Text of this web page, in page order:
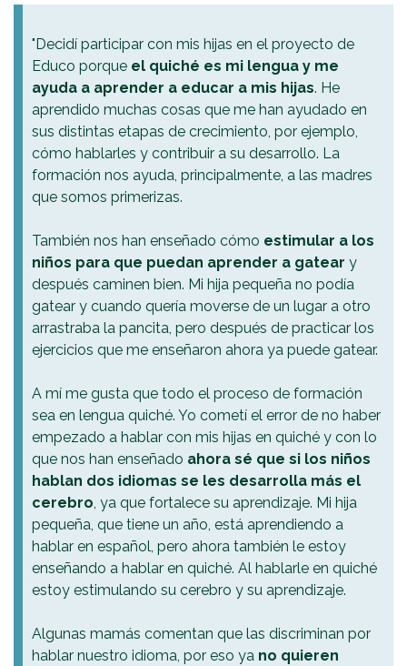
"Decidí participar con mis hijas en el proyecto de
Educo porque el quiché es mi lengua y me
ayuda a aprender a educar a mis hijas. He
aprendido muchas cosas que me han ayudado en
sus distintas etapas de crecimiento, por ejemplo,
cómo hablarles y contribuir a su desarrollo. La
formación nos ayuda, principalmente, a las madres
que somos primerizas.
También nos han enseñado cómo estimular a los
niños para que puedan aprender a gatear y
después caminen bien. Mi hija pequeña no podía
gatear y cuando quería moverse de un lugar a otro
arrastraba la pancita, pero después de practicar los
ejercicios que me enseñaron ahora ya puede gatear.
A mí me gusta que todo el proceso de formación
sea en lengua quiché. Yo cometí el error de no haber
empezado a hablar con mis hijas en quiché y con lo
que nos han enseñado ahora sé que si los niños
hablan dos idiomas se les desarrolla más el
cerebro, ya que fortalece su aprendizaje. Mi hija
pequeña, que tiene un año, está aprendiendo a
hablar en español, pero ahora también le estoy
enseñando a hablar en quiché. Al hablarle en quiché
estoy estimulando su cerebro y su aprendizaje.
Algunas mamás comentan que las discriminan por
hablar nuestro idioma, por eso ya no quieren